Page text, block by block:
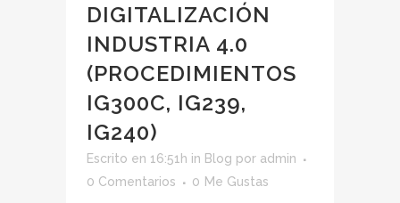
DIGITALIZACIÓN
INDUSTRIA 4.0
(PROCEDIMIENTOS
IG300C, IG239,
IG240)
Escrito en 16:51h in Blog por admin
0 Comentarios
0 Me Gustas